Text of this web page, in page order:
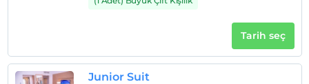
Tarih seç
Junior Suit